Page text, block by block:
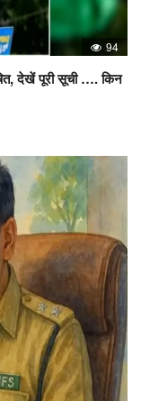
94
देखें पूरी सूची …. किन